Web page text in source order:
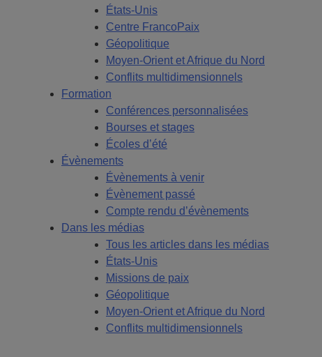
États-Unis
Centre FrancoPaix
Géopolitique
Moyen-Orient et Afrique du Nord
Conflits multidimensionnels
Formation
Conférences personnalisées
Bourses et stages
Écoles d’été
Évènements
Évènements à venir
Évènement passé
Compte rendu d’évènements
Dans les médias
Tous les articles dans les médias
États-Unis
Missions de paix
Géopolitique
Moyen-Orient et Afrique du Nord
Conflits multidimensionnels